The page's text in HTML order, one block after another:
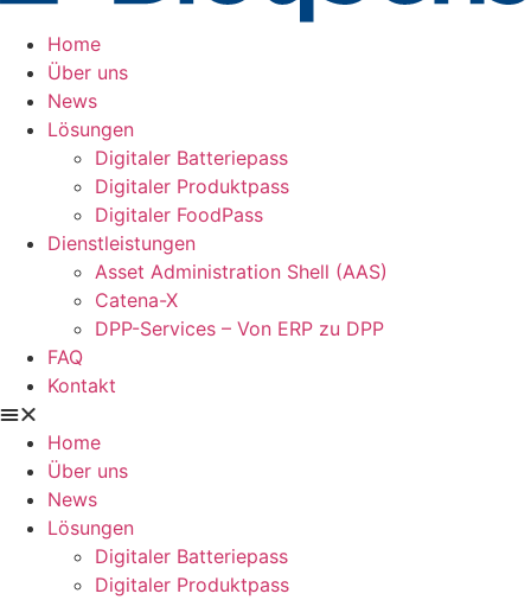
Home
Über uns
News
Lösungen
Digitaler Batteriepass
Digitaler Produktpass
Digitaler FoodPass
Dienstleistungen
Asset Administration Shell (AAS)
Catena-X
DPP-Services – Von ERP zu DPP
FAQ
Kontakt
Home
Über uns
News
Lösungen
Digitaler Batteriepass
Digitaler Produktpass